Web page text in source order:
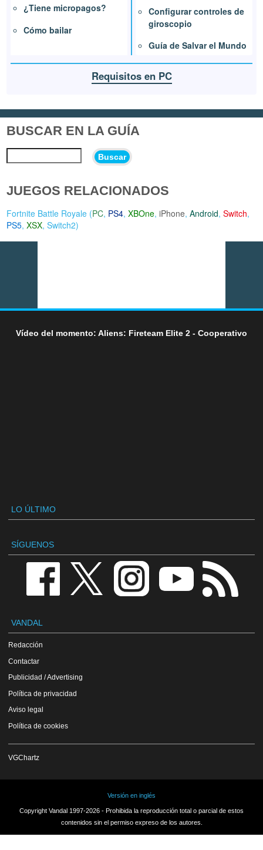
¿Tiene micropagos?
Cómo bailar
Configurar controles de
giroscopio
Guía de Salvar el Mundo
Requisitos en PC
BUSCAR EN LA GUÍA
Buscar
JUEGOS RELACIONADOS
Fortnite Battle Royale (PC, PS4,XBOne,iPhone,Android,Switch,
PS5,XSX,Switch2)
Vídeo del momento: Aliens: Fireteam Elite 2 - Cooperativo
LO ÚLTIMO
SÍGUENOS
VANDAL
Redacción
Contactar
Publicidad / Advertising
Política de privacidad
Aviso legal
Política de cookies
VGChartz
Versión en inglés
Copyright Vandal 1997-2026 - Prohibida la reproducción total o parcial de estos
contenidos sin el permiso expreso de los autores.